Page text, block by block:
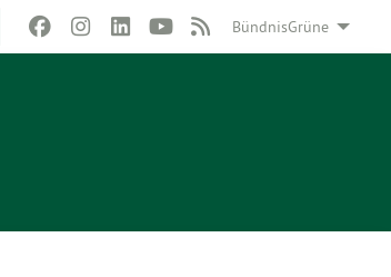
BündnisGrüne